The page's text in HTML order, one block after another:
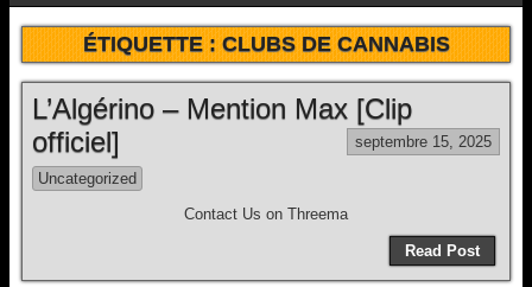
ÉTIQUETTE :CLUBS DE CANNABIS
L’Algérino – Mention Max [Clip
officiel]
septembre 15, 2025
Uncategorized
Contact Us on Threema
Read Post